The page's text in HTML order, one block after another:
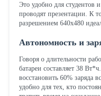
Это удобно для студентов
проводят презентации. К
разрешением 640x480
Автономность и
Говоря о длительности
батареи составляет 38
восстановить 60% заряда
удобно для тех, кто